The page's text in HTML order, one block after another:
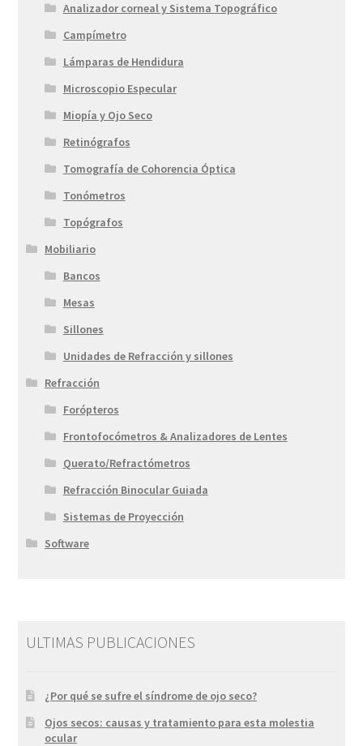
Analizador corneal y Sistema Topográfico
Campímetro
Lámparas de Hendidura
Microscopio Especular
Miopía y Ojo Seco
Retinógrafos
Tomografía de Cohorencia Óptica
Tonómetros
Topógrafos
Mobiliario
Bancos
Mesas
Sillones
Unidades de Refracción y sillones
Refracción
Forópteros
Frontofocómetros & Analizadores de Lentes
Querato/Refractómetros
Refracción Binocular Guiada
Sistemas de Proyección
Software
ULTIMAS PUBLICACIONES
¿Por qué se sufre el síndrome de ojo seco?
Ojos secos: causas y tratamiento para esta molestia
ocular